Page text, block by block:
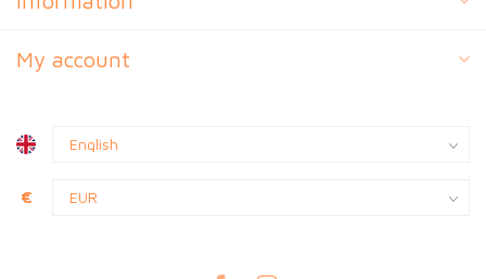
My account
€